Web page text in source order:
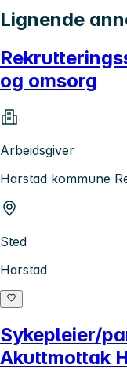
Lignende
og omsorg
Arbeidsgiver
Harstad kommune
Sted
Harstad
Sykepleier/
Akuttmottak